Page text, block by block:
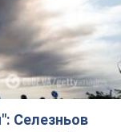
Селезньов